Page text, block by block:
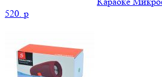
520. p